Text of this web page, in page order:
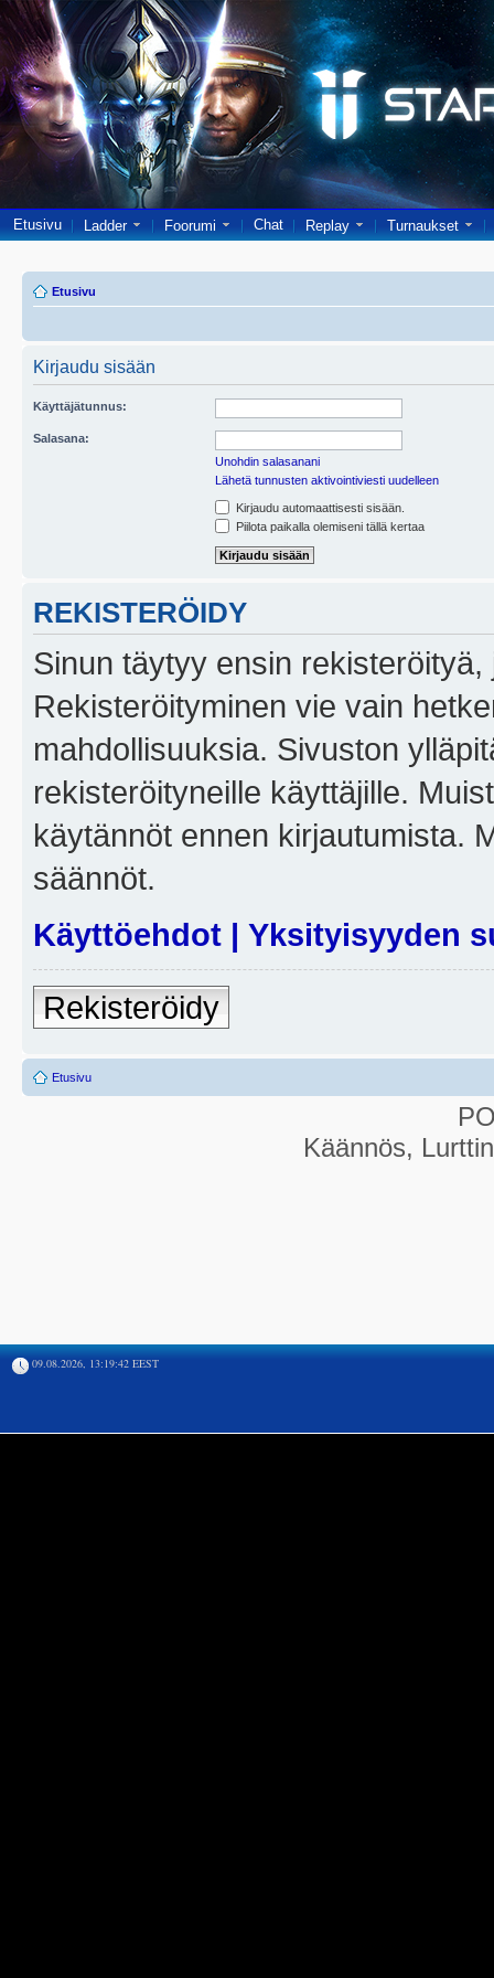
Etusivu Ladder Foorumi Chat Replay Turnaukset
Etusivu
Kirjaudu sisään
Käyttäjätunnus:
Salasana:
Unohdin salasanani
Lähetä tunnusten aktivointiviesti uudelleen
Kirjaudu automaattisesti sisään.
Piilota paikalla olemiseni tällä kertaa
REKISTERÖIDY
Sinun täytyy ensin
Rekisteröityminen vie vain
mahdollisuuksia. Sivuston
rekisteröityneille käyttäjille.
käytännöt ennen kirjautumista.
säännöt.
Käyttöehdot | Yksityisyyden
Rekisteröidy
Etusivu
Käännös,
09.08.2026, 13:19:42 EEST